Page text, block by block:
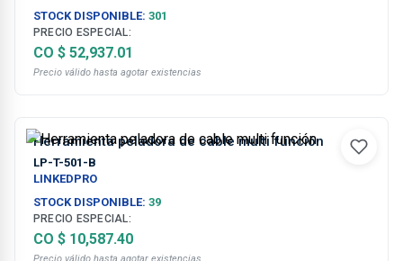
STOCK DISPONIBLE: 301
PRECIO ESPECIAL:
CO $ 52,937.01
Precio válido hasta agotar existencias
Herramienta peladora de cable multi función
LP-T-501-B
LINKEDPRO
STOCK DISPONIBLE: 39
PRECIO ESPECIAL:
CO $ 10,587.40